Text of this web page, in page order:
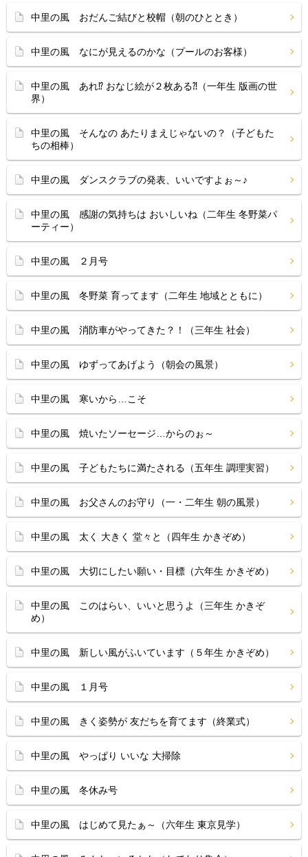
中里の風 おだんご結びと校帽（朝のひととき）
中里の風 なにが見えるのかな（プールのお客様）
中里の風 あれ⁉ おなじ絵が２枚ある⁈（一年生 版画の世
界）
中里の風 そんなの あたりまえじゃないの？（子どもた
ちの相棒）
中里の風 ダンスクラブの発表、いいですよぉ～♪
中里の風 感謝の気持ちは おいしいね（二年生 冬野菜パ
ーティー）
中里の風 ２月号
中里の風 冬野菜 育ってます（二年生 地域とともに）
中里の風 消防車がやってきた？！（三年生 社会）
中里の風 ゆずってあげよう（朝会の風景）
中里の風 寒いから…こそ
中里の風 焼いたソーセージ…からのぉ～
中里の風 子どもたちに満たされる（五年生 調理実習）
中里の風 お父さんのお守り（一・二年生 朝の風景）
中里の風 太く 大きく 堂々と（四年生 かきぞめ）
中里の風 大切にしたい願い・目標（六年生 かきぞめ）
中里の風 このはらい、いいと思うよ（三年生 かきぞ
め）
中里の風 新しい風がふいています（５年生 かきぞめ）
中里の風 １月号
中里の風 きく姿勢が 友だちを育てます（終業式）
中里の風 やっぱり いいな 大掃除
中里の風 冬休み号
中里の風 はじめて見たぁ～（六年生 東京見学）